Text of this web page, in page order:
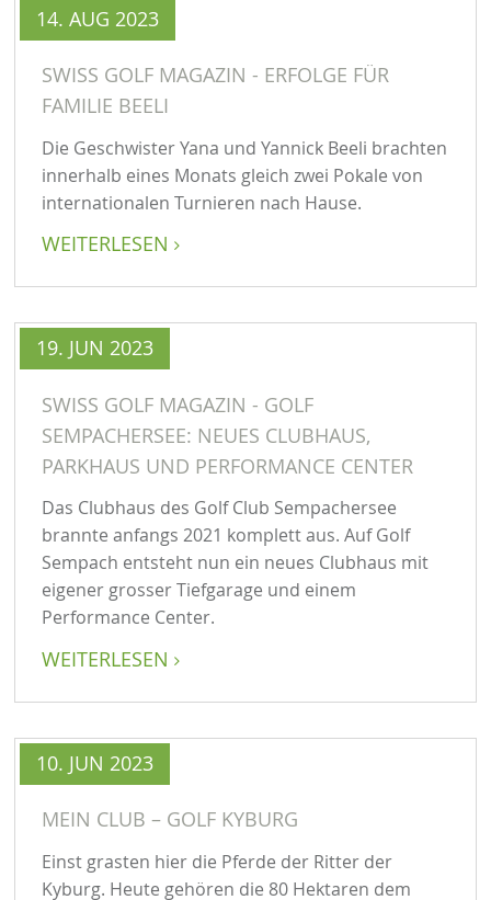
14. AUG 2023
SWISS GOLF MAGAZIN - ERFOLGE FÜR
FAMILIE BEELI
Die Geschwister Yana und Yannick Beeli brachten
innerhalb eines Monats gleich zwei Pokale von
internationalen Turnieren nach Hause.
WEITERLESEN
19. JUN 2023
SWISS GOLF MAGAZIN - GOLF
SEMPACHERSEE: NEUES CLUBHAUS,
PARKHAUS UND PERFORMANCE CENTER
Das Clubhaus des Golf Club Sempachersee
brannte anfangs 2021 komplett aus. Auf Golf
Sempach entsteht nun ein neues Clubhaus mit
eigener grosser Tiefgarage und einem
Performance Center.
WEITERLESEN
10. JUN 2023
MEIN CLUB – GOLF KYBURG
Einst grasten hier die Pferde der Ritter der
Kyburg. Heute gehören die 80 Hektaren dem